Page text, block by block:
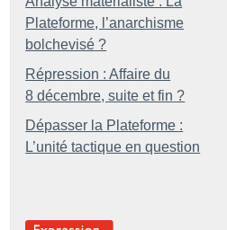
Plateforme, l’anarchisme
bolchevisé ?
Répression : Affaire du
8 décembre, suite et fin ?
Dépasser la Plateforme :
L’unité tactique en question